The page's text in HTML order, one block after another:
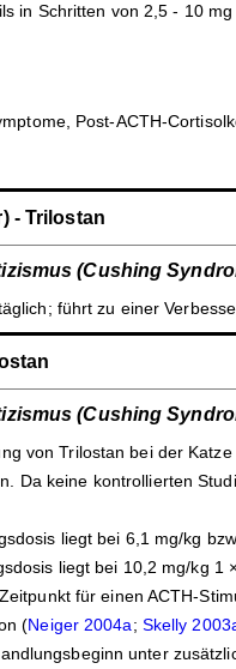
in Schritten von 2,5 - 10
Post-ACTH-
- Trilostan
(Cushing
führt zu einer
(Cushing
von Trilostan bei der
Da keine kontrollierten
liegt bei 6,1 mg/kg
liegt bei 10,2 mg/kg
für einen ACTH-
(Neiger 2004a; Skelly
unter